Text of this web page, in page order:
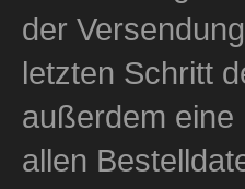
der
letzten Schritt
außerdem eine
allen